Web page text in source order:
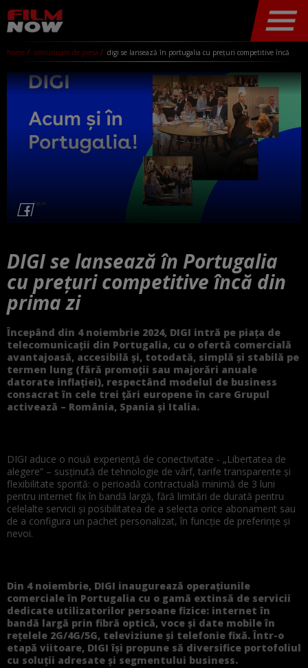
home comunicate de presa digi se lansează în portugalia cu prețuri competitive încă din prima zi
DIGI se lansează în Portugalia
cu prețuri competitive încă din
prima zi
Începând din 4 noiembrie 2024, DIGI intră pe piața de
telecomunicații din Portugalia, cu o ofertă comercială
avantajoasă, accesibilă și, totodată, simplă și stabilă pe
termen lung (fără promoții sau majorări anuale
datorate inflației), respectând modelul de business
consacrat în cele trei țări europene în care Grupul
activează – România, Spania și Italia.
DIGI aduce o nouă experiență de conectivitate - „Libertatea de
alegere” – susținută de tehnologie de vârf, tarife transparente și
flexibilitate sporită: o perioadă contractuală minimă de 3 luni
pentru internet fix în bandă largă, fără limitări de durată pentru
celelalte servicii și posibilitatea de a selecta orice abonament sau
de a configura un pachet personalizat, în funcție de preferințe și
nevoi.
Din 4 noiembrie, DIGI inaugurează operațiunile
comerciale în Portugalia cu o gamă extinsă de servicii
dedicate utilizatorilor persoane fizice: internet în
bandă largă prin fibră optică, voce și date mobile în
rețelele 2G/4G/5G, televiziune și telefonie fixă. Într-o
etapă viitoare, DIGI își propune să diversifice portofoliul
cu soluții adresate și segmentului business.